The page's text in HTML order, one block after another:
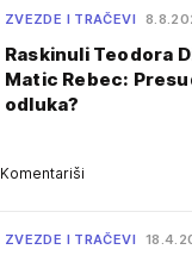
ZVEZDE I TRAČEVI
Raskinuli Teodora
Matic Rebec:
odluka?
Komentariši
ZVEZDE I TRAČEVI